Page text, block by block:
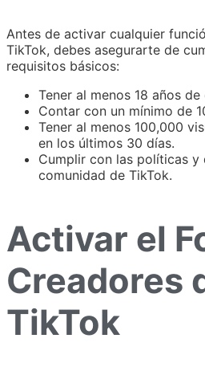
Antes de activar cualquier
TikTok, debes asegurarte de
requisitos básicos:
Tener al menos 18 años de
Contar con un mínimo de
Tener al menos 100,000
en los últimos 30 días.
Cumplir con las políticas y
comunidad de TikTok.
Activar el
Creadores
TikTok